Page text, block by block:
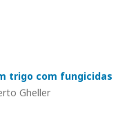
trigo com fungicidas
Gheller